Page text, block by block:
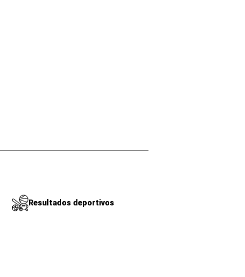
Resultados deportivos